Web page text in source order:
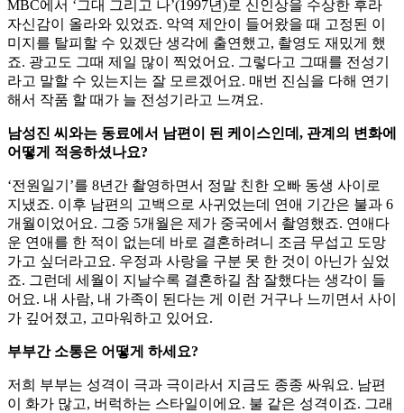
MBC에서 ‘그대 그리고 나’(1997년)로 신인상을 수상한 후라
자신감이 올라와 있었죠. 악역 제안이 들어왔을 때 고정된 이
미지를 탈피할 수 있겠단 생각에 출연했고, 촬영도 재밌게 했
죠. 광고도 그때 제일 많이 찍었어요. 그렇다고 그때를 전성기
라고 말할 수 있는지는 잘 모르겠어요. 매번 진심을 다해 연기
해서 작품 할 때가 늘 전성기라고 느껴요.
남성진 씨와는 동료에서 남편이 된 케이스인데, 관계의 변화에
어떻게 적응하셨나요?
‘전원일기’를 8년간 촬영하면서 정말 친한 오빠 동생 사이로
지냈죠. 이후 남편의 고백으로 사귀었는데 연애 기간은 불과 6
개월이었어요. 그중 5개월은 제가 중국에서 촬영했죠. 연애다
운 연애를 한 적이 없는데 바로 결혼하려니 조금 무섭고 도망
가고 싶더라고요. 우정과 사랑을 구분 못 한 것이 아닌가 싶었
죠. 그런데 세월이 지날수록 결혼하길 참 잘했다는 생각이 들
어요. 내 사람, 내 가족이 된다는 게 이런 거구나 느끼면서 사이
가 깊어졌고, 고마워하고 있어요.
부부간 소통은 어떻게 하세요?
저희 부부는 성격이 극과 극이라서 지금도 종종 싸워요. 남편
이 화가 많고, 버럭하는 스타일이에요. 불 같은 성격이죠. 그래